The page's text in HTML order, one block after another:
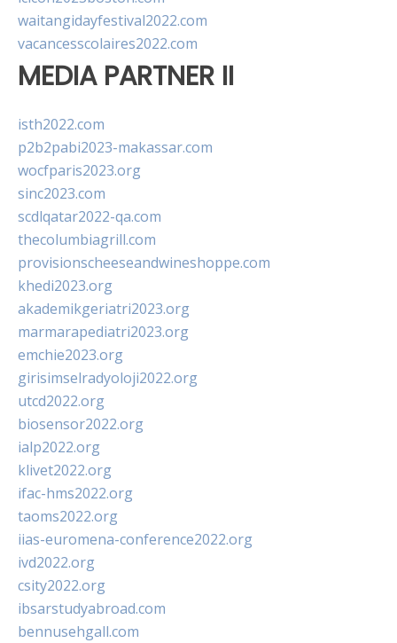
waitangidayfestival2022.com
vacancesscolaires2022.com
MEDIA PARTNER II
isth2022.com
p2b2pabi2023-makassar.com
wocfparis2023.org
sinc2023.com
scdlqatar2022-qa.com
thecolumbiagrill.com
provisionscheeseandwineshoppe.com
khedi2023.org
akademikgeriatri2023.org
marmarapediatri2023.org
emchie2023.org
girisimselradyoloji2022.org
utcd2022.org
biosensor2022.org
ialp2022.org
klivet2022.org
ifac-hms2022.org
taoms2022.org
iias-euromena-conference2022.org
ivd2022.org
csity2022.org
ibsarstudyabroad.com
bennusehgall.com